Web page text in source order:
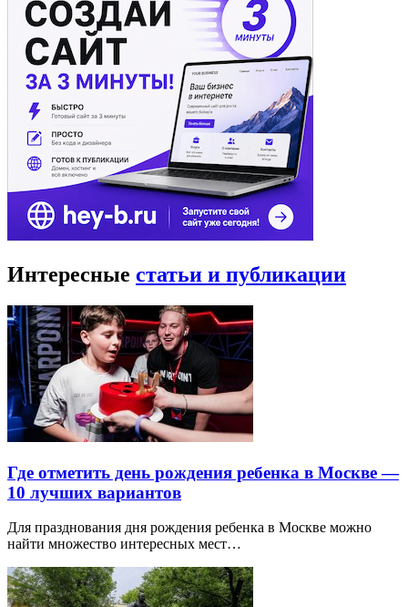
Интересные статьи и публикации
Где отметить день рождения ребенка в Москве —
10 лучших вариантов
Для празднования дня рождения ребенка в Москве можно
найти множество интересных мест…